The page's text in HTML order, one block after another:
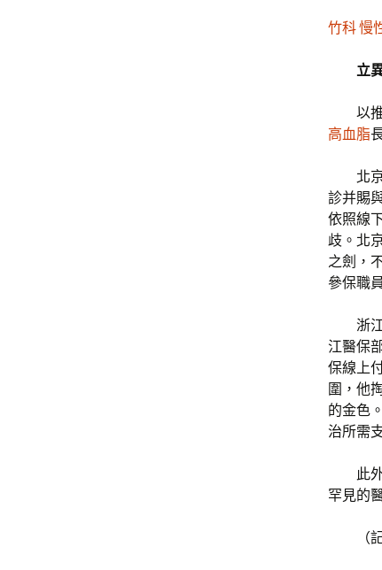
竹科 慢
立
以
高血脂
北
診并賜
依照線
歧。北
之劍，
參保職
浙
江醫保
保線上
圍，他
的金色
治所需
此
罕見的
（